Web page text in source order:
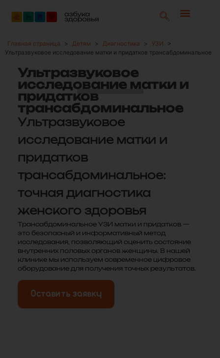
Главная страница > Детям > Диагностика > УЗИ
>
Ультразвуковое исследование матки и придатков трансабдоминальное
Ультразвуковое
исследование матки и
придатков
трансабдоминальное
Ультразвуковое
исследование матки и
придатков
трансабдоминальное:
точная диагностика
женского здоровья
Трансабдоминальное УЗИ матки и придатков —
это безопасный и информативный метод
исследования, позволяющий оценить состояние
внутренних половых органов женщины. В нашей
клинике мы используем современное цифровое
оборудование для получения точных результатов.
Оставить заявку